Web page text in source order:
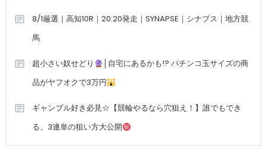
8/1厳選｜高知10R｜20:20発走｜SYNAPSE｜シナプス｜地方競
馬
超小さい奴せどり
│自宅にあるかも!? パチンコ玉サイズの商
品がヤフオクで3万円
ギャンブル好き必見☆【競輪やるなら穴狙え！】誰でもでき
る、3連単の狙い方大公開